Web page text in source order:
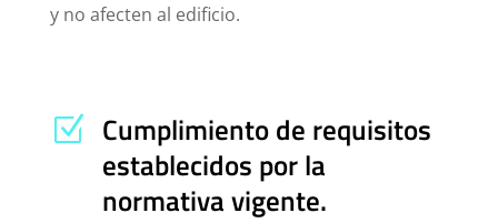
y no afecten al edificio.
Z Cumplimiento de requisitos
establecidos por la
normativa vigente.